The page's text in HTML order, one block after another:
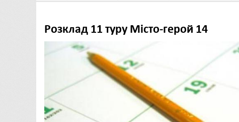
Розклад 11 туру Місто-герой 14